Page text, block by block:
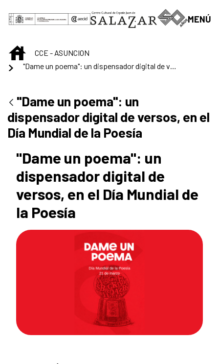
Saltar al contenido principal
MENÚ
INICIOCCE - ASUNCION
"Dame un poema": un
dispensador digital de versos, en el
Día Mundial de la Poesía
"Dame un poema": un
dispensador digital de
versos, en el Día Mundial de
la Poesía